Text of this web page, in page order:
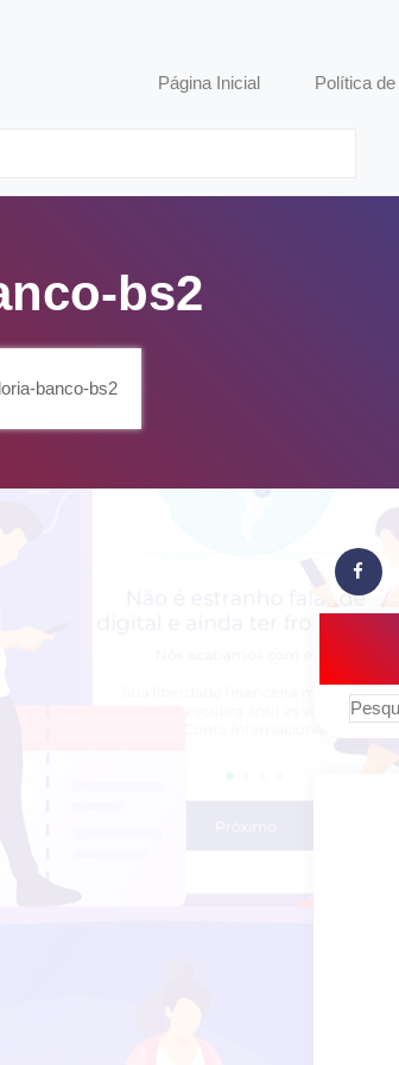
Página Inicial Política
bs2
banco-bs2